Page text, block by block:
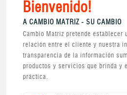
Bienvenido!
A CAMBIO MATRIZ - SU CAMBIO
Cambio Matriz pretende establecer
relación entre el cliente y nuestra
transparencia de la información
productos y servicios que brinda y
práctica.